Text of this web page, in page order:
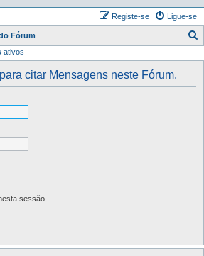
Ligue-se
Registe-se
Fórum
ativos
citar Mensagens neste Fórum.
sessão